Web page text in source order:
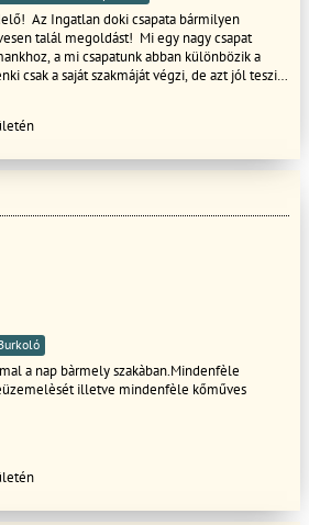
Az Ingatlan doki csapata bármilyen
talál megoldást! Mi egy nagy csapat
a mi csapatunk abban különbözik a
csak a saját szakmáját végzi, de azt jól teszi!
Gipszkarton szerelő, lakatos.
a nap bàrmely szakàban.Mindenfèle
illetve mindenfèle kőműves